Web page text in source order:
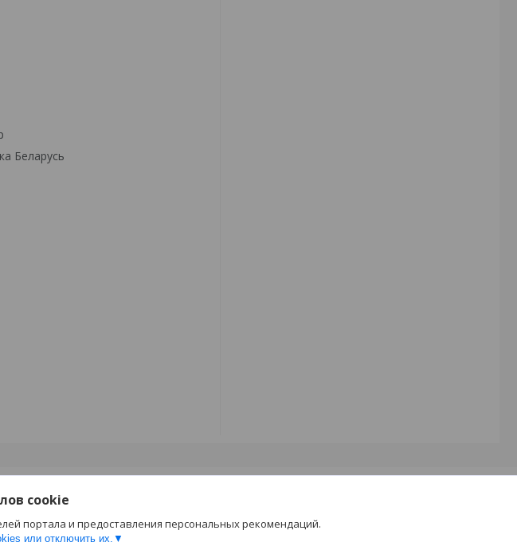
Беларусь
cookie
портала и предоставления персональных рекомендаций.
или отключить их.